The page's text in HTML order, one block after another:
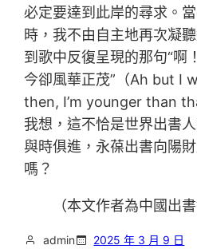
必定要達到此岸的尋求。
時，我不由自主地再次凝
到歌中反復呈現的那句“啊
今卻風華正茂”（Ah but I
then, I’m younger than
我想，這不恰是世界出書
與時俱進，永葆出書向陽
嗎？
（本文作者為中國出
admin 2025 年 3 月 9 日